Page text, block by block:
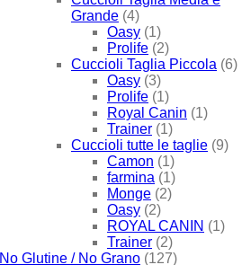
Grande (4)
Oasy (1)
Prolife (2)
Cuccioli Taglia Piccola (6)
Oasy (3)
Prolife (1)
Royal Canin (1)
Trainer (1)
Cuccioli tutte le taglie (9)
Camon (1)
farmina (1)
Monge (2)
Oasy (2)
ROYAL CANIN (1)
Trainer (2)
No Glutine / No Grano (127)